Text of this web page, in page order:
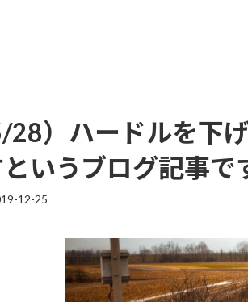
28）ハードルを下
いうブログ記事で
12-25